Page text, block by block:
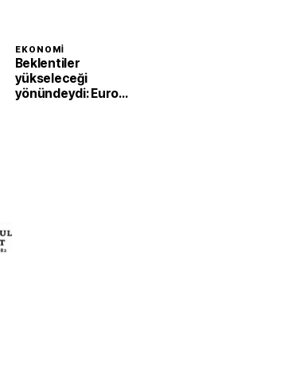
EKONOMI
Beklentiler
yükseleceği
yönündeydi: Euro